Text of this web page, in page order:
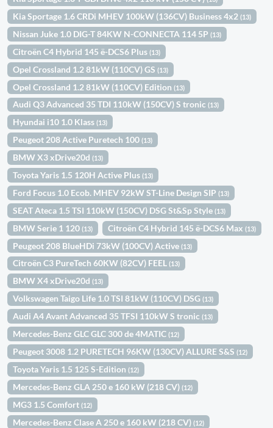
Kia Sportage 1.6 CRDi MHEV 100kW (136CV) Business 4x2(13)
Nissan Juke 1.0 DIG-T 84KW N-CONNECTA 114 5P(13)
Citroën C4 Hybrid 145 ë-DCS6 Plus(13)
Opel Crossland 1.2 81kW (110CV) GS(13)
Opel Crossland 1.2 81kW (110CV) Edition(13)
Audi Q3 Advanced 35 TDI 110kW (150CV) S tronic(13)
Hyundai i10 1.0 Klass(13)
Peugeot 208 Active Puretech 100(13)
BMW X3 xDrive20d(13)
Toyota Yaris 1.5 120H Active Plus(13)
Ford Focus 1.0 Ecob. MHEV 92kW ST-Line Design SIP(13)
SEAT Ateca 1.5 TSI 110kW (150CV) DSG St&Sp Style(13)
BMW Serie 1 120(13) Citroën C4 Hybrid 145 ë-DCS6 Max(13)
Peugeot 208 BlueHDi 73kW (100CV) Active(13)
Citroën C3 PureTech 60KW (82CV) FEEL(13)
BMW X4 xDrive20d(13)
Volkswagen Taigo Life 1.0 TSI 81kW (110CV) DSG(13)
Audi A4 Avant Advanced 35 TFSI 110kW S tronic(13)
Mercedes-Benz GLC GLC 300 de 4MATIC(12)
Peugeot 3008 1.2 PURETECH 96KW (130CV) ALLURE S&S(12)
Toyota Yaris 1.5 125 S-Edition(12)
Mercedes-Benz GLA 250 e 160 kW (218 CV)(12)
MG3 1.5 Comfort(12)
Mercedes-Benz Clase A 250 e 160 kW (218 CV)(12)